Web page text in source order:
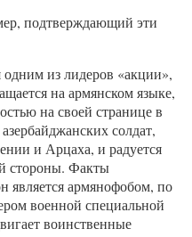
подтверждающий эти
из лидеров «акции»,
на армянском языке,
на своей странице в
солдат,
и Арцаха, и радуется
стороны. Факты
является армянофобом, по
военной специальной
воинственные